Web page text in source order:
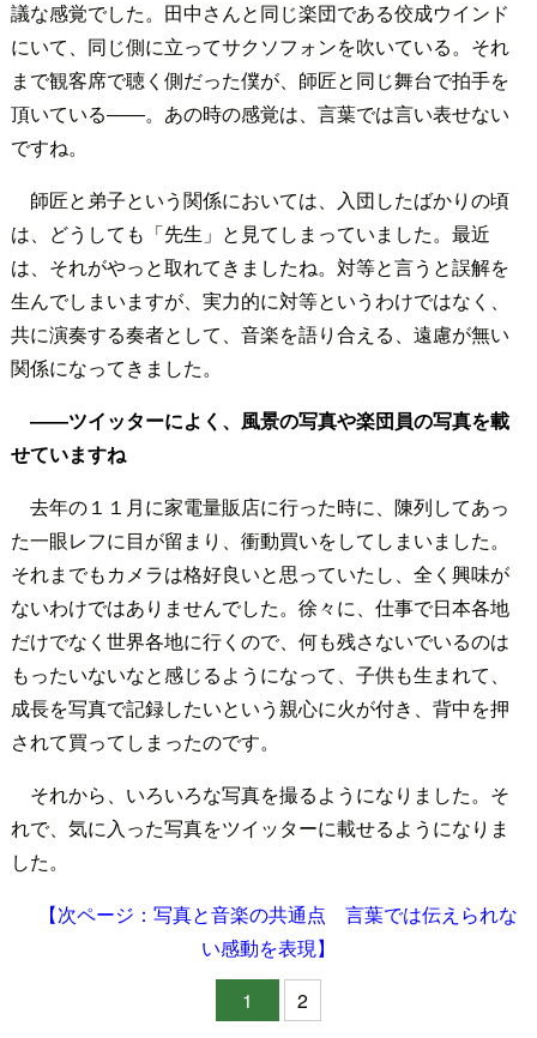
議な感覚でした。田中さんと同じ楽団である佼成ウインド
にいて、同じ側に立ってサクソフォンを吹いている。それ
まで観客席で聴く側だった僕が、師匠と同じ舞台で拍手を
頂いている――。あの時の感覚は、言葉では言い表せない
ですね。
師匠と弟子という関係においては、入団したばかりの頃
は、どうしても「先生」と見てしまっていました。最近
は、それがやっと取れてきましたね。対等と言うと誤解を
生んでしまいますが、実力的に対等というわけではなく、
共に演奏する奏者として、音楽を語り合える、遠慮が無い
関係になってきました。
――ツイッターによく、風景の写真や楽団員の写真を載
せていますね
去年の１１月に家電量販店に行った時に、陳列してあっ
た一眼レフに目が留まり、衝動買いをしてしまいました。
それまでもカメラは格好良いと思っていたし、全く興味が
ないわけではありませんでした。徐々に、仕事で日本各地
だけでなく世界各地に行くので、何も残さないでいるのは
もったいないなと感じるようになって、子供も生まれて、
成長を写真で記録したいという親心に火が付き、背中を押
されて買ってしまったのです。
それから、いろいろな写真を撮るようになりました。そ
れで、気に入った写真をツイッターに載せるようになりま
した。
【次ページ：写真と音楽の共通点 言葉では伝えられな
い感動を表現】
1
2